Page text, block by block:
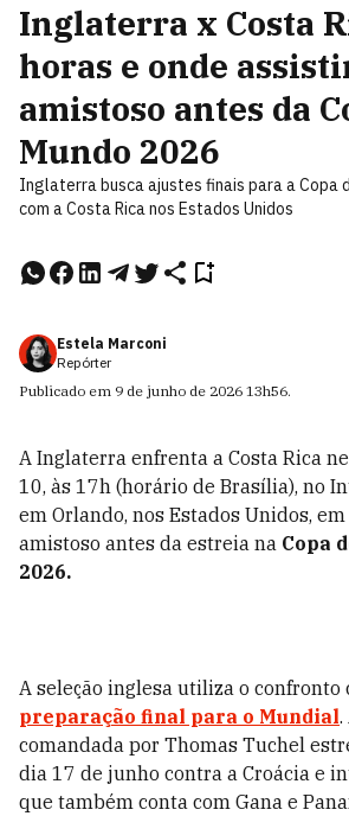
Inglaterra x Costa
horas e onde
amistoso antes da
Mundo 2026
Inglaterra busca ajustes finais para a Copa
com a Costa Rica nos Estados Unidos
Estela Marconi
Repórter
Publicado em 9 de junho de 2026 13h56.
A Inglaterra enfrenta a Costa Rica
10, às 17h (horário de Brasília), no
em Orlando, nos Estados Unidos,
amistoso antes da estreia na Copa
2026.
A seleção inglesa utiliza o confronto
preparação final para o Mundial.
comandada por Thomas Tuchel
dia 17 de junho contra a Croácia e
que também conta com Gana e